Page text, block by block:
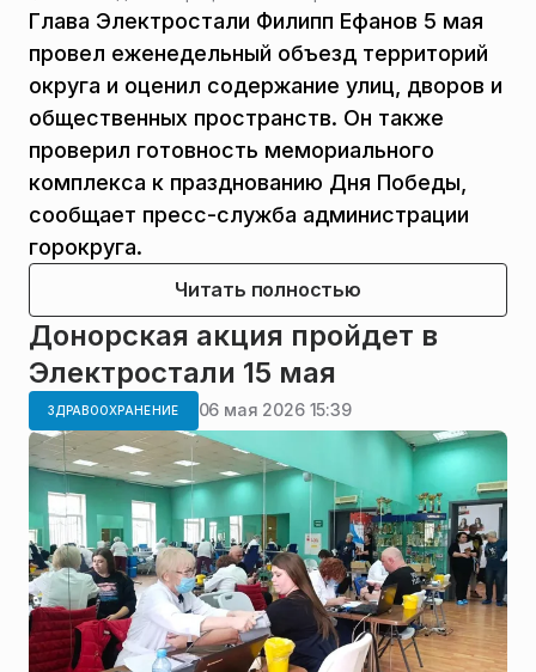
Глава Электростали Филипп Ефанов 5 мая
провел еженедельный объезд территорий
округа и оценил содержание улиц, дворов и
общественных пространств. Он также
проверил готовность мемориального
комплекса к празднованию Дня Победы,
сообщает пресс-служба администрации
горокруга.
Читать полностью
Донорская акция пройдет в
Электростали 15 мая
ЗДРАВООХРАНЕНИЕ 06 мая 2026 15:39